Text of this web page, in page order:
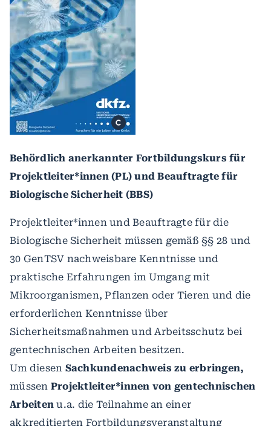
Behördlich anerkannter Fortbildungskurs für
Projektleiter*innen (PL) und Beauftragte für
Biologische Sicherheit (BBS)
Projektleiter*innen und Beauftragte für die
Biologische Sicherheit müssen gemäß §§ 28 und
30 GenTSV nachweisbare Kenntnisse und
praktische Erfahrungen im Umgang mit
Mikroorganismen, Pflanzen oder Tieren und die
erforderlichen Kenntnisse über
Sicherheitsmaßnahmen und Arbeitsschutz bei
gentechnischen Arbeiten besitzen.
Um diesen Sachkundenachweis zu erbringen,
müssen Projektleiter*innen von gentechnischen
Arbeiten u.a. die Teilnahme an einer
akkreditierten Fortbildungsveranstaltung